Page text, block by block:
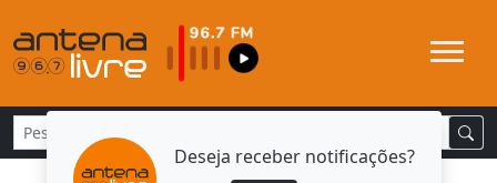
Deseja receber notificações?